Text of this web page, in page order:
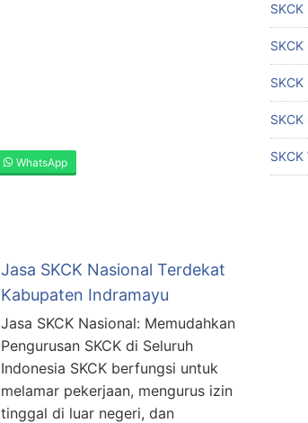
WhatsApp
Jasa SKCK Nasional Terdekat
Kabupaten Indramayu
Jasa SKCK Nasional: Memudahkan
Pengurusan SKCK di Seluruh
Indonesia SKCK berfungsi untuk
melamar pekerjaan, mengurus izin
tinggal di luar negeri, dan
SKCK